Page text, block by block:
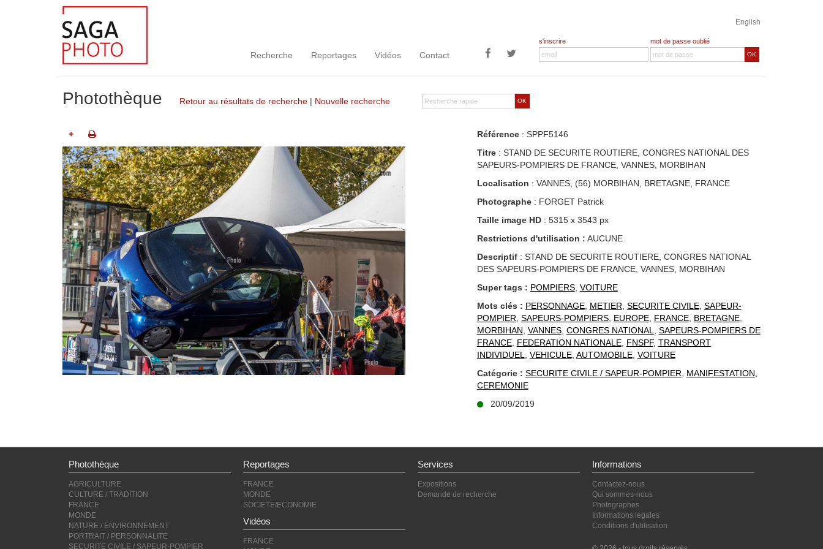
English
Recherche Reportages Vidéos Contact
s'inscrire mot de passe oublié
OK
OK
Photothèque Retour au résultats de recherche | Nouvelle recherche
+ Référence: SPPF5146
Titre: STAND DE SECURITE ROUTIERE, CONGRES NATIONAL DES
SAPEURS-POMPIERS DE FRANCE, VANNES, MORBIHAN
Localisation : VANNES, (56) MORBIHAN, BRETAGNE, FRANCE
Photographe: FORGET Patrick
Taille image HD: 5315 x 3543 px
Restrictions d'utilisation : AUCUNE
Descriptif: STAND DE SECURITE ROUTIERE, CONGRES NATIONAL
DES SAPEURS-POMPIERS DE FRANCE, VANNES, MORBIHAN
Super tags : POMPIERS, VOITURE
Mots clés : PERSONNAGE, METIER SECURITE CIVILE, SAPEUR-
POMPIER SAPEURS-POMPIERS, EUROPE, FRANCE, BRETAGNE,
MORBIHAN VANNES, CONGRES NATIONAL
SAPEURS-POMPIERS DE
FRANCE, FEDERATION NATIONALE, FNSPF, TRANSPORT
INDIVIDUEL
VEHICULE, AUTOMOBILE, VOITURE
Catégorie : SECURITE CIVILE / SAPEUR-POMPIER
MANIFESTATION,
CEREMONIE
20/09/2019
Photothèque
AGRICULTURE
CULTURE / TRADITION
FRANCE
MONDE
NATURE / ENVIRONNEMENT
PORTRAIT / PERSONNALITE
SECURITE CIVILE / SAPEUR-POMPIER
Reportages
FRANCE
MONDE
SOCIETE/ECONOMIE
Vidéos
FRANCE
Services
Expositions
Demande de recherche
Informations
Contactez-nous
Qui sommes-nous
Photographes
Informations légales
Conditions d'utilisation